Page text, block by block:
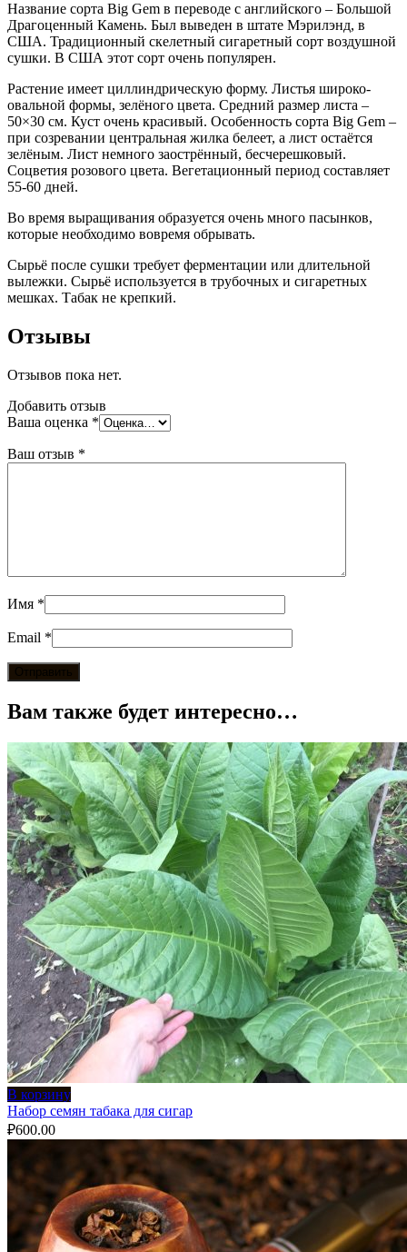
Название сорта Big Gem в переводе с английского – Большой
Драгоценный Камень. Был выведен в штате Мэрилэнд, в
США. Традиционный скелетный сигаретный сорт воздушной
сушки. В США этот сорт очень популярен.
Растение имеет циллиндрическую форму. Листья широко-
овальной формы, зелёного цвета. Средний размер листа –
50×30 см. Куст очень красивый. Особенность сорта Big Gem –
при созревании центральная жилка белеет, а лист остаётся
зелёным. Лист немного заострённый, бесчерешковый.
Соцветия розового цвета. Вегетационный период составляет
55-60 дней.
Во время выращивания образуется очень много пасынков,
которые необходимо вовремя обрывать.
Сырьё после сушки требует ферментации или длительной
вылежки. Сырьё используется в трубочных и сигаретных
мешках. Табак не крепкий.
Отзывы
Отзывов пока нет.
Добавить отзыв
Ваша оценка *
Ваш отзыв *
Имя *
Email *
Вам также будет интересно…
В корзину
Набор семян табака для сигар
₽600.00